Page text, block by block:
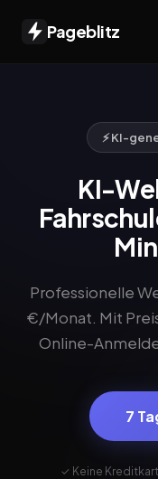
Pageblitz
⚡ KI-
KI-
Professionelle
€/Monat. Mit
Online-
7
✓ Keine